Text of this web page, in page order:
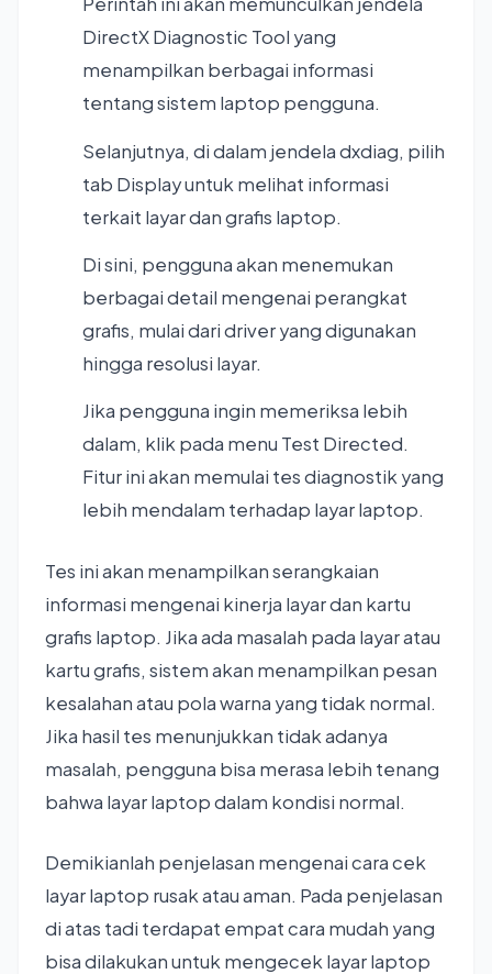
DirectX Diagnostic Tool yang
menampilkan berbagai informasi
tentang sistem laptop pengguna.
Selanjutnya, di dalam jendela dxdiag, pilih
tab Display untuk melihat informasi
terkait layar dan grafis laptop.
Di sini, pengguna akan menemukan
berbagai detail mengenai perangkat
grafis, mulai dari driver yang digunakan
hingga resolusi layar.
Jika pengguna ingin memeriksa lebih
dalam, klik pada menu Test Directed.
Fitur ini akan memulai tes diagnostik yang
lebih mendalam terhadap layar laptop.
Tes ini akan menampilkan serangkaian
informasi mengenai kinerja layar dan kartu
grafis laptop. Jika ada masalah pada layar atau
kartu grafis, sistem akan menampilkan pesan
kesalahan atau pola warna yang tidak normal.
Jika hasil tes menunjukkan tidak adanya
masalah, pengguna bisa merasa lebih tenang
bahwa layar laptop dalam kondisi normal.
Demikianlah penjelasan mengenai cara cek
layar laptop rusak atau aman. Pada penjelasan
di atas tadi terdapat empat cara mudah yang
bisa dilakukan untuk mengecek layar laptop